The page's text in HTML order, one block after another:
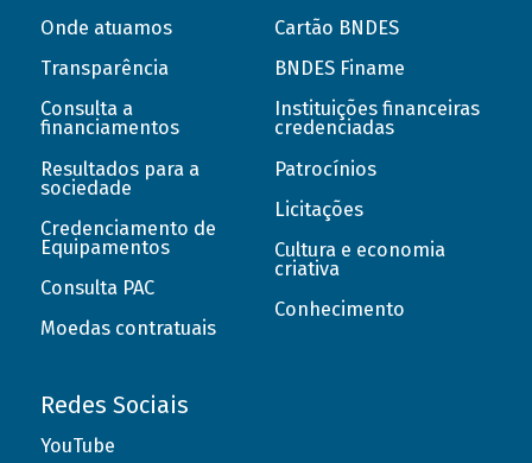
Onde atuamos
Transparência
Consulta a
financiamentos
Resultados para a
sociedade
Credenciamento de
Equipamentos
Consulta PAC
Moedas contratuais
Cartão BNDES
BNDES Finame
Instituições financeiras
credenciadas
Patrocínios
Licitações
Cultura e economia
criativa
Conhecimento
Redes Sociais
YouTube